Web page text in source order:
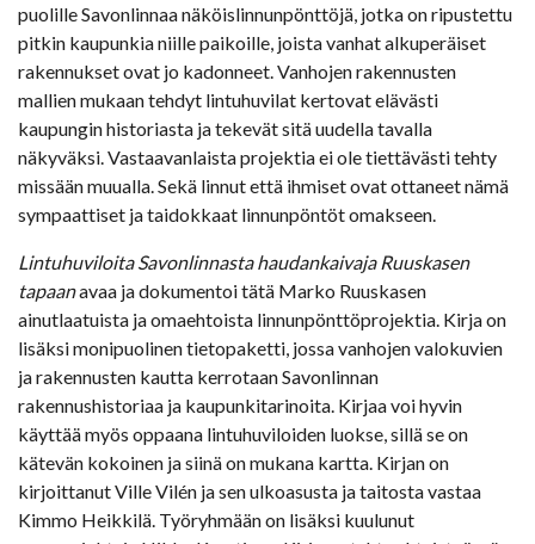
puolille Savonlinnaa näköislinnunpönttöjä, jotka on ripustettu
pitkin kaupunkia niille paikoille, joista vanhat alkuperäiset
rakennukset ovat jo kadonneet. Vanhojen rakennusten
mallien mukaan tehdyt lintuhuvilat kertovat elävästi
kaupungin historiasta ja tekevät sitä uudella tavalla
näkyväksi. Vastaavanlaista projektia ei ole tiettävästi tehty
missään muualla. Sekä linnut että ihmiset ovat ottaneet nämä
sympaattiset ja taidokkaat linnunpöntöt omakseen.
Lintuhuviloita Savonlinnasta haudankaivaja Ruuskasen
tapaanavaa ja dokumentoi tätä Marko Ruuskasen
ainutlaatuista ja omaehtoista linnunpönttöprojektia. Kirja on
lisäksi monipuolinen tietopaketti, jossa vanhojen valokuvien
ja rakennusten kautta kerrotaan Savonlinnan
rakennushistoriaa ja kaupunkitarinoita. Kirjaa voi hyvin
käyttää myös oppaana lintuhuviloiden luokse, sillä se on
kätevän kokoinen ja siinä on mukana kartta. Kirjan on
kirjoittanut Ville Vilén ja sen ulkoasusta ja taitosta vastaa
Kimmo Heikkilä. Työryhmään on lisäksi kuulunut